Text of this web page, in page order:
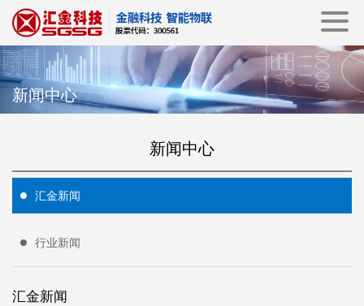
新闻中心
新闻中心
汇金新闻
行业新闻
汇金新闻